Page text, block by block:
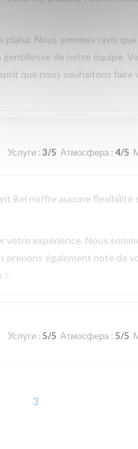
Nous sommes ravis
de notre équipe.
que nous souhaitons faire
Услуги: 3/5 Атмосфера : 4/5
Bel n’offre aucune flexibilité
votre expérience. Nous
prenons également note de
Услуги: 5/5 Атмосфера : 5/5
3